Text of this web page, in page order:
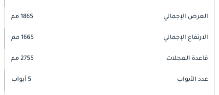
العرض الإجمالي 1865 مم
الارتفاع الإجمالي 1665 مم
قاعدة العجلات 2755 مم
عدد الأبواب 5 أبواب